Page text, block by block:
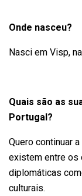
Onde nasceu?
Nasci em Visp,
Quais são as
Portugal?
Quero continuar
existem entre os
diplomáticas
culturais.